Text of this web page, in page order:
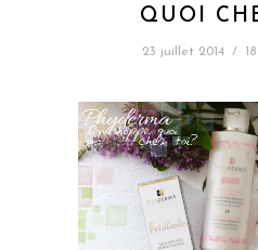
QUOI
23 juillet 2014 /